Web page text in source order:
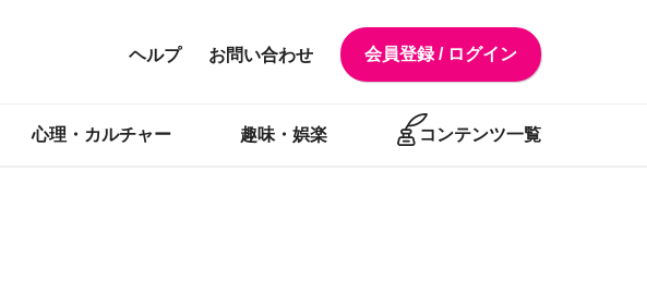
会員登録 / ログイン
お問い合わせ
ヘルプ
心理・カルチャー 趣味・娯楽 コンテンツ一覧